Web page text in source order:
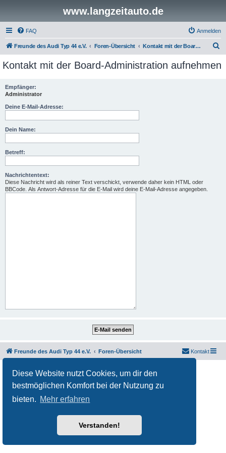
Diese Website nutzt Cookies, um dir den
bestmöglichen Komfort bei der Nutzung zu
bieten. Mehr erfahren
Verstanden!
www.langzeitauto.de
FAQ Anmelden
Freunde des Audi Typ 44 e.V. Foren-Übersicht Kontakt mit der Board-Administration aufnehmen
c
Kontakt mit der Board-Administration aufnehmen
Empfänger:
Administrator
Deine E-Mail-Adresse:
Dein Name:
Betreff:
Nachrichtentext:
Diese Nachricht wird als reiner Text verschickt, verwende daher kein HTML oder
BBCode. Als Antwort-Adresse für die E-Mail wird deine E-Mail-Adresse angegeben.
Freunde des Audi Typ 44 e.V. Foren-Übersicht Kontakt
Powered by phpBB
® Forum Software © phpBB Limited
Deutsche Übersetzung durch
Datenschutz|Nutzungsbedingungen